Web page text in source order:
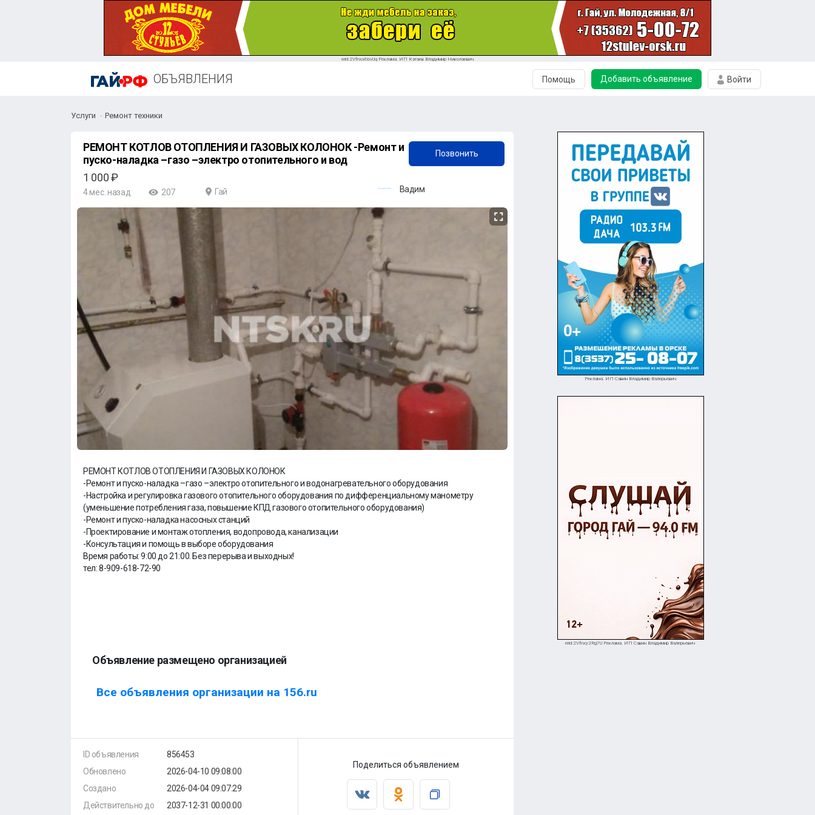
erid:2Vfnxx6bvUq Реклама. ИП Катаев Владимир Николаевич
ОБЪЯВЛЕНИЯ Помощь Добавить объявление Войти
Услуги Ремонт техники
РЕМОНТ КОТЛОВ ОТОПЛЕНИЯ И ГАЗОВЫХ КОЛОНОК -Ремонт и
пуско-наладка –газо –электро отопительного и вод
Позвонить
1 000 ₽
4 мес. назад 207 Гай Вадим
РЕМОНТ КОТЛОВ ОТОПЛЕНИЯ И ГАЗОВЫХ КОЛОНОК
-Ремонт и пуско-наладка –газо –электро отопительного и водонагревательного оборудования
-Настройка и регулировка газового отопительного оборудования по дифференциальному манометру
(уменьшение потребления газа, повышение КПД газового отопительного оборудования)
-Ремонт и пуско-наладка насосных станций
-Проектирование и монтаж отопления, водопровода, канализации
-Консультация и помощь в выборе оборудования
Время работы: 9:00 до 21:00. Без перерыва и выходных!
тел: 8-909-618-72-90
Объявление размещено организацией
Все объявления организации на 156.ru
ID объявления
Обновлено
Создано
Действительно до
856453
2026-04-10 09:08:00
2026-04-04 09:07:29
2037-12-31 00:00:00
Поделиться объявлением
Реклама. ИП Савин Владимир Валерьевич
erid:2Vfnxy2Rg7U Реклама. ИП Савин Владимир Валерьевич